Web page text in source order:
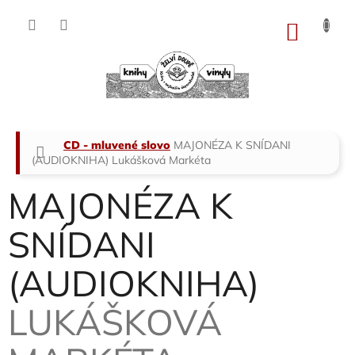
Domů
CD - mluvené slovo MAJONÉZA K SNÍDANI
(AUDIOKNIHA) Lukášková Markéta
MAJONÉZA K
SNÍDANI
(AUDIOKNIHA)
LUKÁŠKOVÁ